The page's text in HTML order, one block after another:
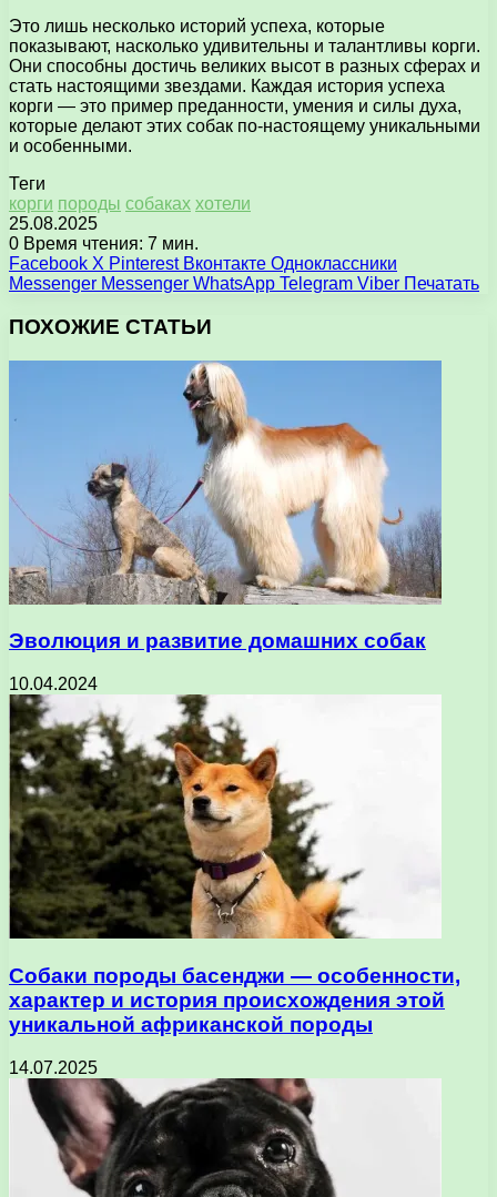
Это лишь несколько историй успеха, которые
показывают, насколько удивительны и талантливы корги.
Они способны достичь великих высот в разных сферах и
стать настоящими звездами. Каждая история успеха
корги — это пример преданности, умения и силы духа,
которые делают этих собак по-настоящему уникальными
и особенными.
Теги
корги породы собаках хотели
25.08.2025
0 Время чтения: 7 мин.
Facebook X Pinterest Вконтакте Одноклассники
Messenger Messenger WhatsApp Telegram Viber Печатать
ПОХОЖИЕ СТАТЬИ
Эволюция и развитие домашних собак
10.04.2024
Собаки породы басенджи — особенности,
характер и история происхождения этой
уникальной африканской породы
14.07.2025